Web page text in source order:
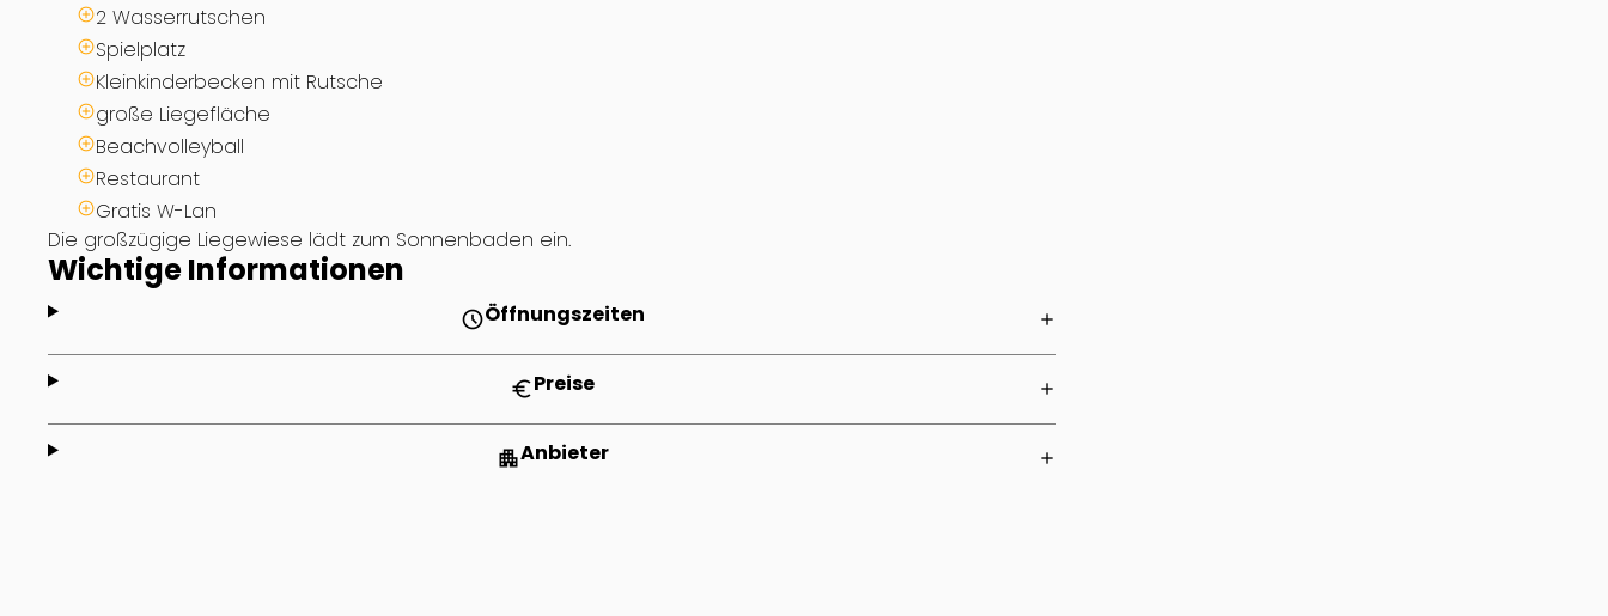
2 Wasserrutschen
Spielplatz
Kleinkinderbecken mit Rutsche
große Liegefläche
Beachvolleyball
Restaurant
Gratis W-Lan
Die großzügige Liegewiese lädt zum Sonnenbaden ein.
Wichtige Informationen
scheduleÖffnungszeiten add
euroPreise add
apartmentAnbieter add